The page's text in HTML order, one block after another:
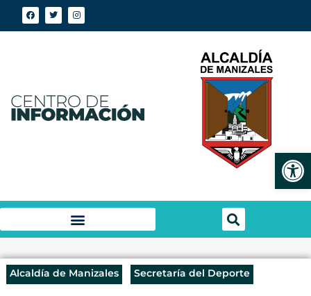
Alcaldía de Manizales Secretaría del Deporte